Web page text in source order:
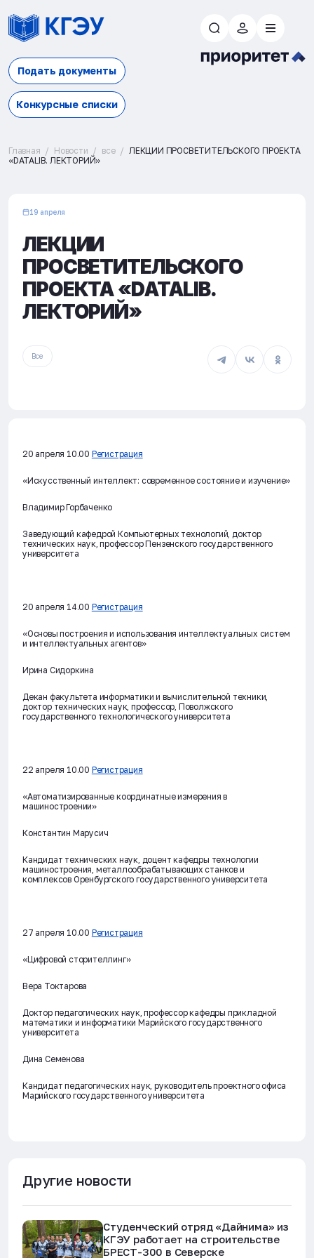
Подать документы
Конкурсные списки
Главная Новости все
ЛЕКЦИИ ПРОСВЕТИТЕЛЬСКОГО ПРОЕКТА
«DATALIB. ЛЕКТОРИЙ»
19 апреля
ЛЕКЦИИ
ПРОСВЕТИТЕЛЬСКОГО
ПРОЕКТА «DATALIB.
ЛЕКТОРИЙ»
Все
20 апреля 10.00 Регистрация
«Искусственный интеллект: современное состояние и изучение»
Владимир Горбаченко
Заведующий кафедрой Компьютерных технологий, доктор
технических наук, профессор Пензенского государственного
университета
20 апреля 14.00 Регистрация
«Основы построения и использования интеллектуальных систем
и интеллектуальных агентов»
Ирина Сидоркина
Декан факультета информатики и вычислительной техники,
доктор технических наук, профессор, Поволжского
государственного технологического университета
22 апреля 10.00 Регистрация
«Автоматизированные координатные измерения в
машиностроении»
Константин Марусич
Кандидат технических наук, доцент кафедры технологии
машиностроения, металлообрабатывающих станков и
комплексов Оренбургского государственного университета
27 апреля 10.00 Регистрация
«Цифровой сторителлинг»
Вера Токтарова
Доктор педагогических наук, профессор кафедры прикладной
математики и информатики Марийского государственного
университета
Дина Семенова
Кандидат педагогических наук, руководитель проектного офиса
Марийского государственного университета
Другие новости
Студенческий отряд «Дайнима» из
КГЭУ работает на строительстве
БРЕСТ-300 в Северске